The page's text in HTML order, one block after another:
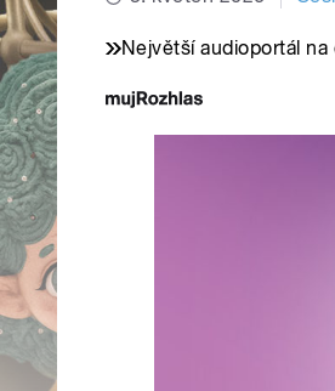
Největší audioportál